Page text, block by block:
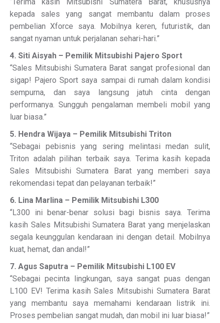
kepada sales yang sangat membantu dalam proses
pembelian Xforce saya. Mobilnya keren, futuristik, dan
sangat nyaman untuk perjalanan sehari-hari.”
4. Siti Aisyah – Pemilik Mitsubishi Pajero Sport
“Sales Mitsubishi Sumatera Barat sangat profesional dan
sigap! Pajero Sport saya sampai di rumah dalam kondisi
sempurna, dan saya langsung jatuh cinta dengan
performanya. Sungguh pengalaman membeli mobil yang
luar biasa.”
5. Hendra Wijaya – Pemilik Mitsubishi Triton
“Sebagai pebisnis yang sering melintasi medan sulit,
Triton adalah pilihan terbaik saya. Terima kasih kepada
Sales Mitsubishi Sumatera Barat yang memberi saya
rekomendasi tepat dan pelayanan terbaik!”
6. Lina Marlina – Pemilik Mitsubishi L300
“L300 ini benar-benar solusi bagi bisnis saya. Terima
kasih Sales Mitsubishi Sumatera Barat yang menjelaskan
segala keunggulan kendaraan ini dengan detail. Mobilnya
kuat, hemat, dan andal!”
7. Agus Saputra – Pemilik Mitsubishi L100 EV
“Sebagai pecinta lingkungan, saya sangat puas dengan
L100 EV! Terima kasih Sales Mitsubishi Sumatera Barat
yang membantu saya memahami kendaraan listrik ini.
Proses pembelian sangat mudah, dan mobil ini luar biasa!”